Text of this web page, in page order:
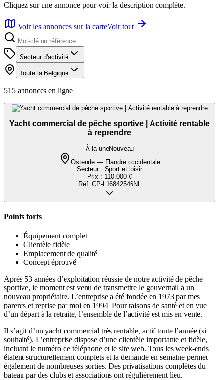
Cliquez sur une annonce pour voir la description complète.
Voir les annonces sur la carteVoir tout
Secteur d'activité
Toute la Belgique
515 annonces en ligne
Yacht commercial de pêche sportive | Activité rentable
à reprendre
À la uneNouveau
Ostende — Flandre occidentale
Secteur : Sport et loisir
Prix : 110.000 €
Réf. CP-L16842546NL
Points forts
Équipement complet
Clientèle fidèle
Emplacement de qualité
Concept éprouvé
Après 53 années d’exploitation réussie de notre activité de pêche
sportive, le moment est venu de transmettre le gouvernail à un
nouveau propriétaire. L’entreprise a été fondée en 1973 par mes
parents et reprise par moi en 1994. Pour raisons de santé et en vue
d’un départ à la retraite, l’ensemble de l’activité est mis en vente.
Il s’agit d’un yacht commercial très rentable, actif toute l’année (si
souhaité). L’entreprise dispose d’une clientèle importante et fidèle,
incluant le numéro de téléphone et le site web. Tous les week-ends
étaient structurellement complets et la demande en semaine permet
également de nombreuses sorties. Des privatisations complètes du
bateau par des clubs et associations ont régulièrement lieu.